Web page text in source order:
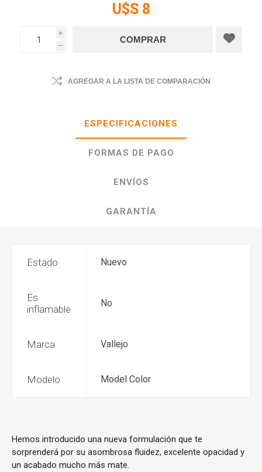
U$S 8
i
h
AGREGAR A LA LISTA DE COMPARACIÓN
ESPECIFICACIONES
FORMAS DE PAGO
ENVÍOS
GARANTÍA
Estado Nuevo
Es
inflamable
No
Marca Vallejo
Modelo Model Color
Hemos introducido una nueva formulación que te
sorprenderá por su asombrosa fluidez, excelente opacidad y
un acabado mucho más mate.